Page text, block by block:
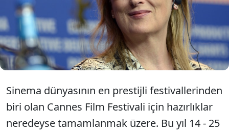
Altın Palmiye Onur Ödülü'ne layık görüldü.
14 Mayıs'taki açılış töreninde ünlü oyuncuya
ödülü takdim edilecek.
Sinema dünyasının en prestijli festivallerinden
biri olan Cannes Film Festivali için hazırlıklar
neredeyse tamamlanmak üzere. Bu yıl 14 - 25